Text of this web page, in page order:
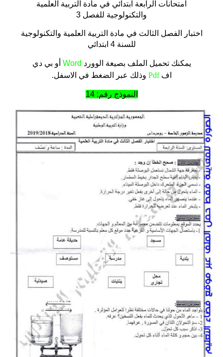
امتحانات الرابعة ابتدائي في مادة التربية العلمية
والتكنولوجية للفصل 3
اختبار الفصل الثالث في مادة التربية العلمية والتكنولوجية
للسنة 4 ابتدائي
يمكنك تحميل الملف بصيغة الوورد Word أو بي دي
افPdf وذلك عبر الضغط في الاسفل.
النموذج رقم: 14